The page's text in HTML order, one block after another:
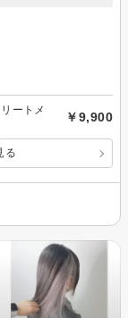
ートメ
￥9,900
る